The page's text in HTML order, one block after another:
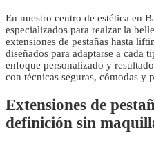
En nuestro centro de estética en
especializados para realzar la
extensiones de pestañas hasta
diseñados para adaptarse a cada
enfoque personalizado y
con técnicas seguras, cómodas y
Extensiones de
definición sin